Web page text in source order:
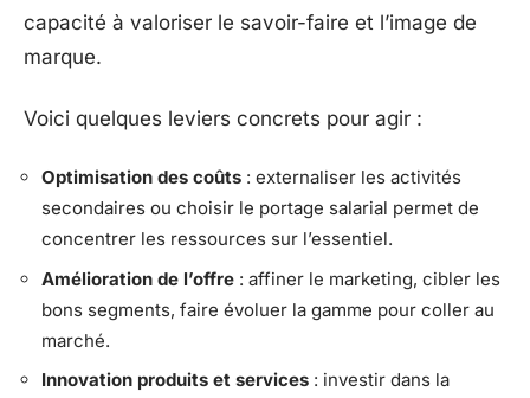
capacité à valoriser le savoir-faire et l’image de
marque.
Voici quelques leviers concrets pour agir :
Optimisation des coûts : externaliser les activités
secondaires ou choisir le portage salarial permet de
concentrer les ressources sur l’essentiel.
Amélioration de l’offre : affiner le marketing, cibler les
bons segments, faire évoluer la gamme pour coller au
marché.
Innovation produits et services : investir dans la